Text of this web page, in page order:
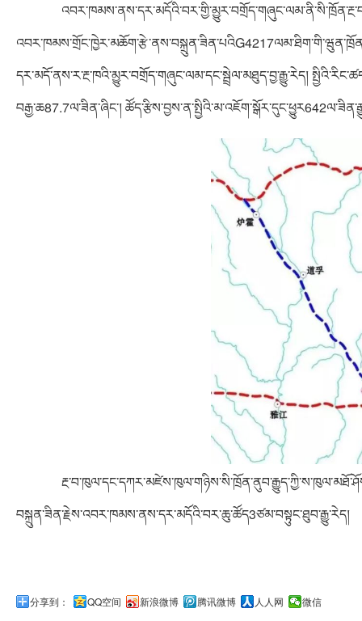
དར་མདོ་ནས་ར་རྔ་ཁའི་མྱུར་བགྲོད་གཞུང་ལམ་དང་སྦྲེལ་མཐུད་བྱ་རྒྱུ་རེད།
བརྒྱ་ཆ87.7ལ་ཟིན་ཞིང་།
བསྐྲུན་ཟིན་རྗེས་འབར་ཁམས་ནས་དར་མདོའི་བར་ཆུ་ཚོད3ཙམ་བསྟུང་ཐུབ་རྒྱུ་རེད།
分享到： QQ空间 新浪微博 腾讯微博 人人网 微信